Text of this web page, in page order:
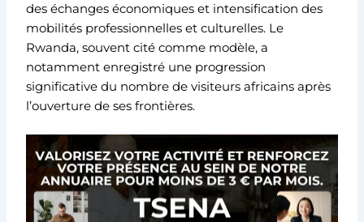
des échanges économiques et intensification des
mobilités professionnelles et culturelles. Le
Rwanda, souvent cité comme modèle, a
notamment enregistré une progression
significative du nombre de visiteurs africains après
l’ouverture de ses frontières.